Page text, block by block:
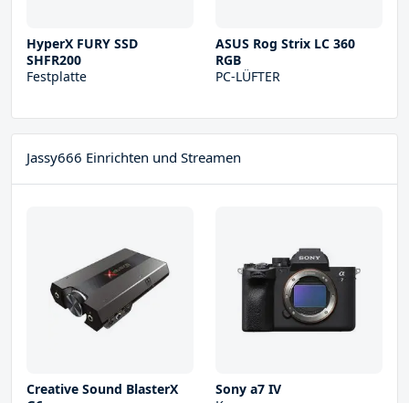
HyperX FURY SSD
SHFR200
Festplatte
ASUS Rog Strix LC 360
RGB
PC-LÜFTER
Jassy666 Einrichten und Streamen
Creative Sound BlasterX
Sony a7 IV